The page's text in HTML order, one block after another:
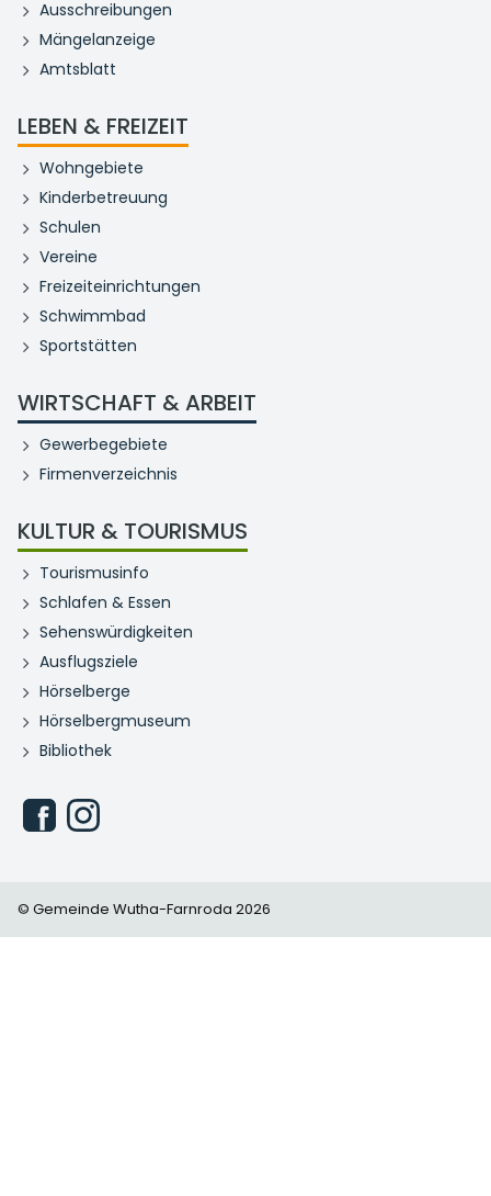
Ausschreibungen
Mängelanzeige
Amtsblatt
LEBEN & FREIZEIT
Wohngebiete
Kinderbetreuung
Schulen
Vereine
Freizeiteinrichtungen
Schwimmbad
Sportstätten
WIRTSCHAFT & ARBEIT
Gewerbegebiete
Firmenverzeichnis
KULTUR & TOURISMUS
Tourismusinfo
Schlafen & Essen
Sehenswürdigkeiten
Ausflugsziele
Hörselberge
Hörselbergmuseum
Bibliothek
© Gemeinde Wutha-Farnroda 2026